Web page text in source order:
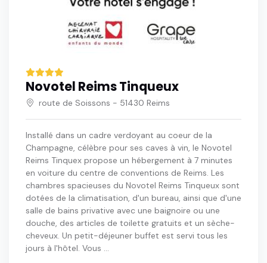
Novotel Reims Tinqueux
route de Soissons - 51430 Reims
Installé dans un cadre verdoyant au coeur de la
Champagne, célèbre pour ses caves à vin, le Novotel
Reims Tinquex propose un hébergement à 7 minutes
en voiture du centre de conventions de Reims. Les
chambres spacieuses du Novotel Reims Tinqueux sont
dotées de la climatisation, d'un bureau, ainsi que d'une
salle de bains privative avec une baignoire ou une
douche, des articles de toilette gratuits et un sèche-
cheveux. Un petit-déjeuner buffet est servi tous les
jours à l'hôtel. Vous ...